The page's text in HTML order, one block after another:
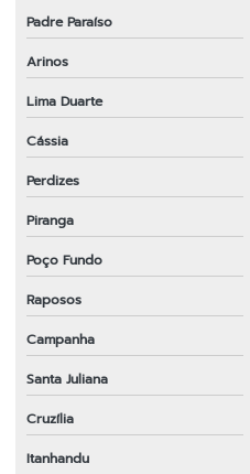
Padre Paraíso
Arinos
Lima Duarte
Cássia
Perdizes
Piranga
Poço Fundo
Raposos
Campanha
Santa Juliana
Cruzília
Itanhandu